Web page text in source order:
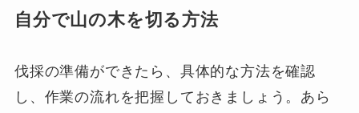
自分で山の木を切る方法
伐採の準備ができたら、具体的な方法を確認
し、作業の流れを把握しておきましょう。あら